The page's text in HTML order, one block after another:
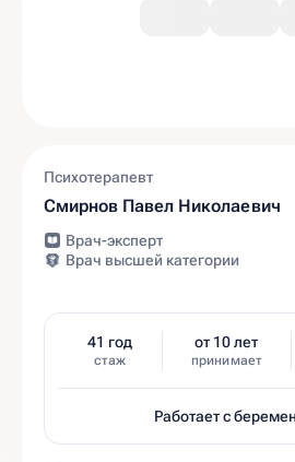
Психотерапевт
Смирнов Павел Николаевич
Врач-эксперт
Врач высшей категории
41 год
стаж
от 10 лет
принимает
Работает с